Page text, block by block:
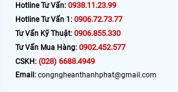
Hotline Tư Vấn: 0938.11.23.99
Hotline Tư Vấn 1: 0906.72.73.77
Tư Vấn Kỹ Thuật: 0906.855.330
Tư Vấn Mua Hàng: 0902.452.577
CSKH: (028) 6688.4949
Email: congngheanthanhphat@gmail.com